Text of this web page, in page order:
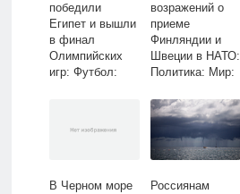
победили
Египет и вышли
в финал
Олимпийских
игр: Футбол:
возражений о
приеме
Финляндии и
Швеции в НАТО:
Политика: Мир:
В Черном море
Россиянам